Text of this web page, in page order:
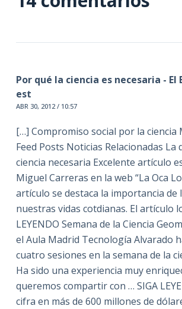
Por qué la ciencia es necesaria - El
est
ABR 30, 2012 / 10:57
[…] Compromiso social por la ciencia
Feed Posts Noticias Relacionadas La
ciencia necesaria Excelente artículo
Miguel Carreras en la web “La Oca
artículo se destaca la importancia de
nuestras vidas cotdianas. El artículo
LEYENDO Semana de la Ciencia
el Aula Madrid Tecnología Alvarado
cuatro sesiones en la semana de la
Ha sido una experiencia muy
queremos compartir con … SIGA
cifra en más de 600 millones de